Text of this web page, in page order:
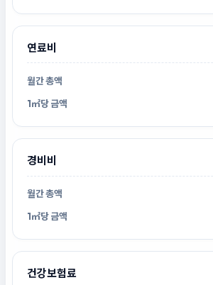
연료비
경비비
건강보험료